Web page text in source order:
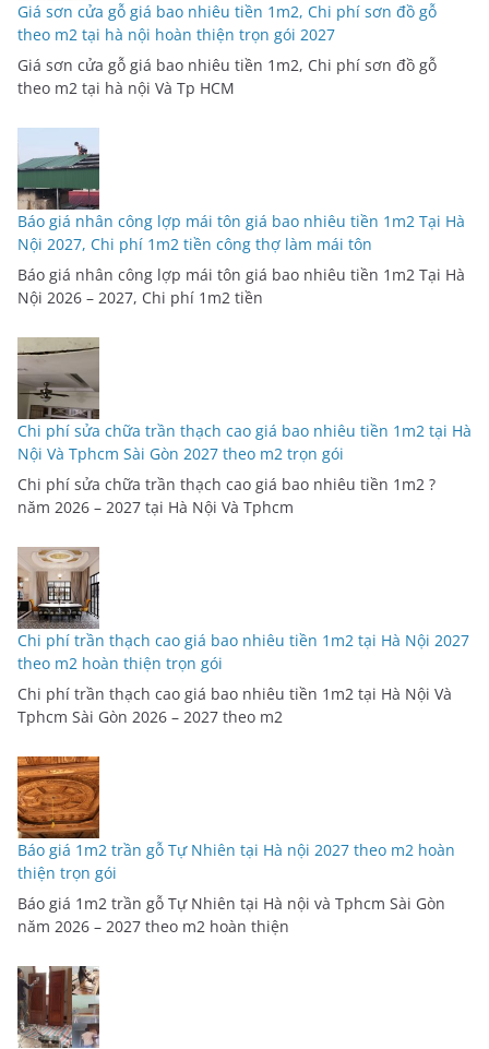
Giá sơn cửa gỗ giá bao nhiêu tiền 1m2, Chi phí sơn đồ gỗ
theo m2 tại hà nội hoàn thiện trọn gói 2027
Giá sơn cửa gỗ giá bao nhiêu tiền 1m2, Chi phí sơn đồ gỗ
theo m2 tại hà nội Và Tp HCM
Báo giá nhân công lợp mái tôn giá bao nhiêu tiền 1m2 Tại Hà
Nội 2027, Chi phí 1m2 tiền công thợ làm mái tôn
Báo giá nhân công lợp mái tôn giá bao nhiêu tiền 1m2 Tại Hà
Nội 2026 – 2027, Chi phí 1m2 tiền
Chi phí sửa chữa trần thạch cao giá bao nhiêu tiền 1m2 tại Hà
Nội Và Tphcm Sài Gòn 2027 theo m2 trọn gói
Chi phí sửa chữa trần thạch cao giá bao nhiêu tiền 1m2 ?
năm 2026 – 2027 tại Hà Nội Và Tphcm
Chi phí trần thạch cao giá bao nhiêu tiền 1m2 tại Hà Nội 2027
theo m2 hoàn thiện trọn gói
Chi phí trần thạch cao giá bao nhiêu tiền 1m2 tại Hà Nội Và
Tphcm Sài Gòn 2026 – 2027 theo m2
Báo giá 1m2 trần gỗ Tự Nhiên tại Hà nội 2027 theo m2 hoàn
thiện trọn gói
Báo giá 1m2 trần gỗ Tự Nhiên tại Hà nội và Tphcm Sài Gòn
năm 2026 – 2027 theo m2 hoàn thiện